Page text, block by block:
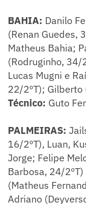
BAHIA: Danilo
(Renan Guedes,
Matheus Bahia;
(Rodruginho, 34/
Lucas Mugni e
22/2ºT); Gilberto
Técnico: Guto
PALMEIRAS:
16/2ºT), Luan,
Jorge; Felipe
Barbosa, 24/
(Matheus
Adriano